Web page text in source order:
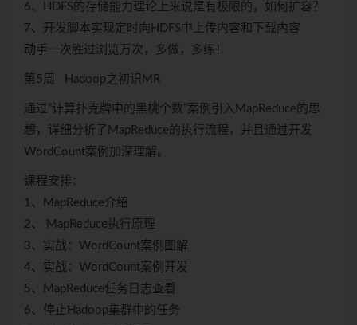
6、HDFS的存储能力理论上来说是有极限的，如何扩容？
7、开发脚本实现定时向HDFS中上传内容和下载内容
动手一次胜过浏览万次，多做，多练！
第5周 Hadoop之初识MR
通过”计算扑克牌中的黑桃个数”案例引入MapReduce的思
想，详细分析了MapReduce的执行流程，并且通过开发
WordCount案例加深理解。
课程安排：
1、MapReduce介绍
2、 MapReduce执行原理
3、实战：WordCount案例图解
4、实战：WordCount案例开发
5、MapReduce任务日志查看
6、停止Hadoop集群中的任务